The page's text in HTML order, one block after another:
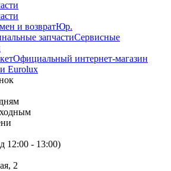
и возвратЮр.
запчастиСервисные
Официальный интернет-магазин
Eurolux
12:00 - 13:00)
2